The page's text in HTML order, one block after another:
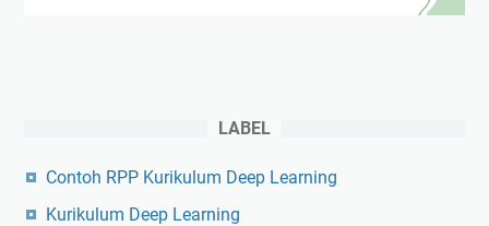
LABEL
Contoh RPP Kurikulum Deep Learning
Kurikulum Deep Learning